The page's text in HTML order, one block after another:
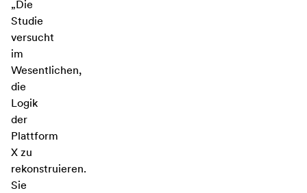
„Die
Studie
versucht
im
Wesentlichen,
die
Logik
der
Plattform
X zu
rekonstruieren.
Sie